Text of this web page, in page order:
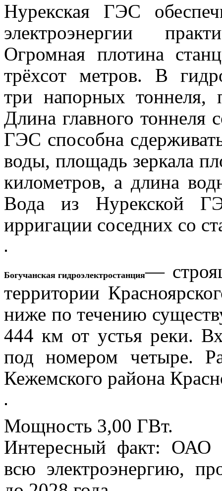
Нурекская ГЭС
электроэнергии
Огромная плотина
трёхсот метров. В
три напорных тоннеля,
Длина главного тоннеля
ГЭС способна
воды, площадь зеркала
километров, а длина
Вода из Нурекской
ирригации соседних со
Богучанская гидроэлектростанция—
территории
ниже по течению
444 км от устья реки.
под номером четыре.
Кежемского района
Мощность 3,00 ГВт.
Интересный факт: ОАО
всю электроэнергию,